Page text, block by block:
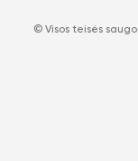
© Visos teisės